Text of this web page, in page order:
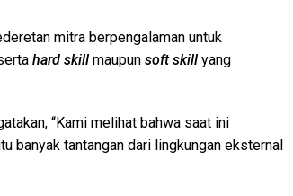
mitra berpengalaman untuk
hard skill maupun soft skill yang
“Kami melihat bahwa saat ini
banyak tantangan dari lingkungan eksternal